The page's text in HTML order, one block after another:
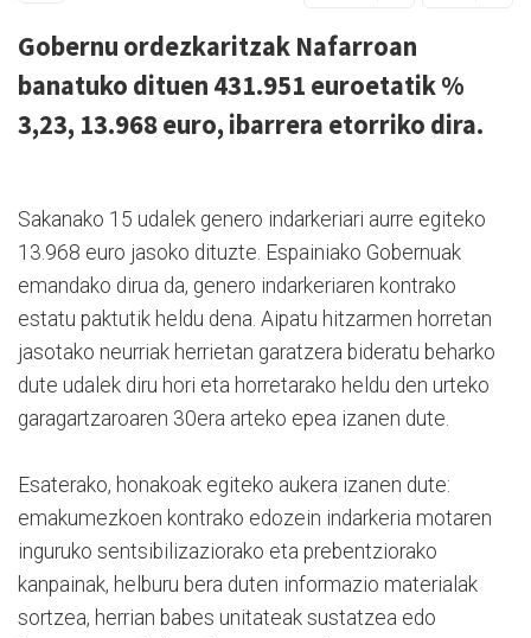
Gobernu ordezkaritzak Nafarroan
banatuko dituen 431.951 euroetatik %
3,23, 13.968 euro, ibarrera etorriko dira.
Sakanako 15 udalek genero indarkeriari aurre egiteko
13.968 euro jasoko dituzte. Espainiako Gobernuak
emandako dirua da, genero indarkeriaren kontrako
estatu paktutik heldu dena. Aipatu hitzarmen horretan
jasotako neurriak herrietan garatzera bideratu beharko
dute udalek diru hori eta horretarako heldu den urteko
garagartzaroaren 30era arteko epea izanen dute.
Esaterako, honakoak egiteko aukera izanen dute:
emakumezkoen kontrako edozein indarkeria motaren
inguruko sentsibilizaziorako eta prebentziorako
kanpainak, helburu bera duten informazio materialak
sortzea, herrian babes unitateak sustatzea edo